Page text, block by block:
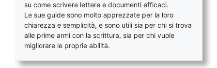
su come scrivere lettere e documenti efficaci.
Le sue guide sono molto apprezzate per la loro
chiarezza e semplicità, e sono utili sia per chi si trova
alle prime armi con la scrittura, sia per chi vuole
migliorare le proprie abilità.